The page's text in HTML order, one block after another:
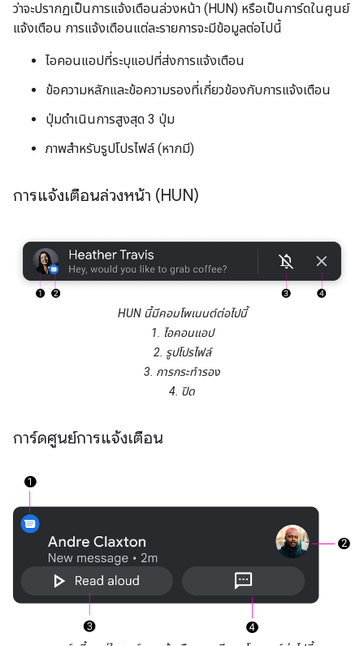
ว่าจะปรากฏเป็นการแจ้งเตือนล่วงหน้า (HUN) หรือเป็นการ์ดในศูนย์
แจ้งเตือน การแจ้งเตือนแต่ละรายการจะมีข้อมูลต่อไปนี้
ไอคอนแอปที่ระบุแอปที่ส่งการแจ้งเตือน
ข้อความหลักและข้อความรองที่เกี่ยวข้องกับการแจ้งเตือน
ปุ่มดำเนินการสูงสุด 3 ปุ่ม
ภาพสำหรับรูปโปรไฟล์ (หากมี)
การแจ้งเตือนล่วงหน้า (HUN)
HUN นี้มีคอมโพเนนต์ต่อไปนี้
1. ไอคอนแอป
2. รูปโปรไฟล์
3. การกระทํารอง
4. ปิด
การ์ดศูนย์การแจ้งเตือน